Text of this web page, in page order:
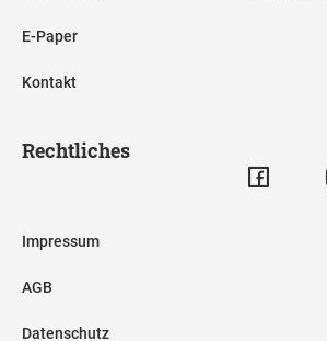
E-Paper
Kontakt
Rechtliches
Impressum
AGB
Datenschutz